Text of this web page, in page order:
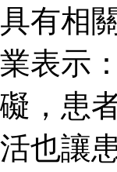
具有相
業表示
礙，患
活也讓